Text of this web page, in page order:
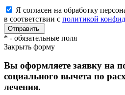
Я согласен на обработку
в соответствии с политикой
* - обязательные поля
Закрыть форму
Вы оформляете заявку на
социального вычета по
лечения.